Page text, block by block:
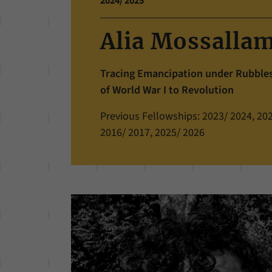
Alia
Tracing Emancipation under
of World War I to Revolution
Previous Fellowships: 2023/ 2024,
2016/ 2017, 2025/ 2026